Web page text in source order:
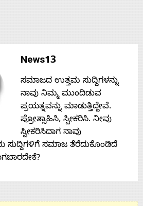
News13
ಸಮಾಜದ ಉತ್ತಮ ಸುದ್ದಿಗಳನ್ನು
ನಾವು ನಿಮ್ಮ ಮುಂದಿಡುವ
ಪ್ರಯತ್ನವನ್ನು ಮಾಡುತ್ತಿದ್ದೇವೆ.
ಪ್ರೋತ್ಸಾಹಿಸಿ, ಸ್ವೀಕರಿಸಿ. ನೀವು
ಸ್ವೀಕರಿಸಿದಾಗ ನಾವು
ಸಮಾಜ ತೆರೆದುಕೊಂಡಿದೆ